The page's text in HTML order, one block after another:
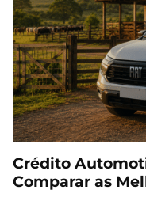
Crédito
Comparar as